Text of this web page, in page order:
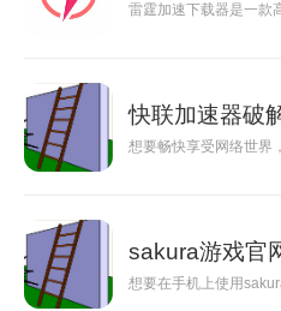
雷霆加速下载器是一款
快联加速器破
想要畅快享受网络世界
sakura游戏官
想要在手机上使用